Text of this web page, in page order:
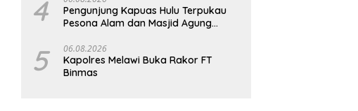
4
Pengunjung Kapuas Hulu Terpukau
Pesona Alam dan Masjid Agung
5 06.08.2026
Kapolres Melawi Buka Rakor FT
Binmas